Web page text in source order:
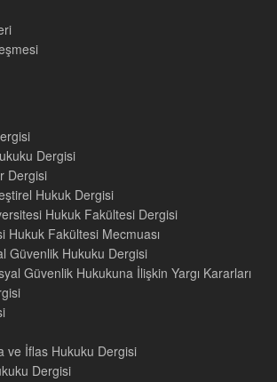
Dergisi
Dergisi
Hukuk Dergisi
Hukuk Fakültesi Dergisi
Hukuk Fakültesi Mecmuası
Güvenlik Hukuku Dergisi
Güvenlik Hukukuna İlişkin Yargı Kararları
ve İflas Hukuku Dergisi
Dergisi